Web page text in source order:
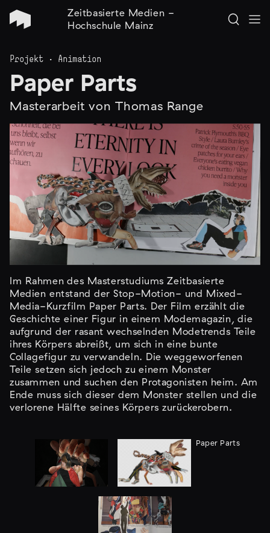
Zeitbasierte Medien -
Hochschule Mainz
Projekt · Animation
Paper Parts
Masterarbeit von Thomas Range
Im Rahmen des Masterstudiums Zeitbasierte
Medien entstand der Stop-Motion- und Mixed-
Media-Kurzfilm Paper Parts. Der Film erzählt die
Geschichte einer Figur in einem Modemagazin, die
aufgrund der rasant wechselnden Modetrends Teile
ihres Körpers abreißt, um sich in eine bunte
Collagefigur zu verwandeln. Die weggeworfenen
Teile setzen sich jedoch zu einem Monster
zusammen und suchen den Protagonisten heim. Am
Ende muss sich dieser dem Monster stellen und die
verlorene Hälfte seines Körpers zurückerobern.
Paper Parts